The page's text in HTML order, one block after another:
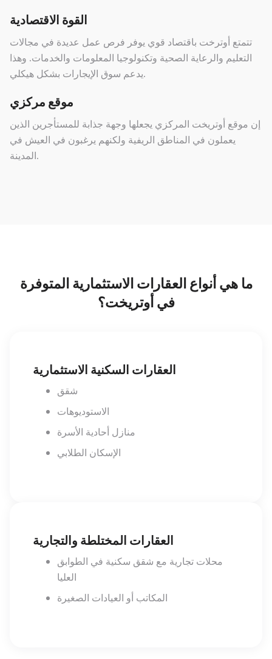
القوة الاقتصادية
تتمتع أوترخت باقتصاد قوي يوفر فرص عمل عديدة في مجالات
التعليم والرعاية الصحية وتكنولوجيا المعلومات والخدمات. وهذا
يدعم سوق الإيجارات بشكل هيكلي.
موقع مركزي
إن موقع أوتريخت المركزي يجعلها وجهة جذابة للمستأجرين الذين
يعملون في المناطق الريفية ولكنهم يرغبون في العيش في
المدينة.
ما هي أنواع العقارات الاستثمارية المتوفرة
في أوتريخت؟
العقارات السكنية الاستثمارية
شقق
الاستوديوهات
منازل أحادية الأسرة
الإسكان الطلابي
العقارات المختلطة والتجارية
محلات تجارية مع شقق سكنية في الطوابق
العليا
المكاتب أو العيادات الصغيرة